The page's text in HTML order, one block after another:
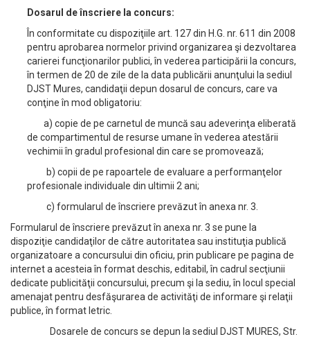
Dosarul de înscriere la concurs:
În conformitate cu dispoziţiile art. 127 din H.G. nr. 611 din 2008
pentru aprobarea normelor privind organizarea şi dezvoltarea
carierei funcţionarilor publici, în vederea participării la concurs,
în termen de 20 de zile de la data publicării anunţului la sediul
DJST Mures, candidaţii depun dosarul de concurs, care va
conţine în mod obligatoriu:
a) copie de pe carnetul de muncă sau adeverinţa eliberată
de compartimentul de resurse umane în vederea atestării
vechimii în gradul profesional din care se promovează;
b) copii de pe rapoartele de evaluare a performanţelor
profesionale individuale din ultimii 2 ani;
c) formularul de înscriere prevăzut în anexa nr. 3.
Formularul de înscriere prevăzut în anexa nr. 3 se pune la
dispoziţie candidaţilor de către autoritatea sau instituţia publică
organizatoare a concursului din oficiu, prin publicare pe pagina de
internet a acesteia în format deschis, editabil, în cadrul secţiunii
dedicate publicităţii concursului, precum şi la sediu, în locul special
amenajat pentru desfăşurarea de activităţi de informare şi relaţii
publice, în format letric.
Dosarele de concurs se depun la sediul DJST MURES, Str.